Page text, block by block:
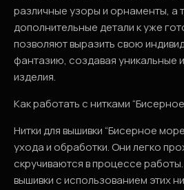
различные узоры и орнаменты, а
дополнительные детали к уже
позволяют выразить свою
фантазию, создавая уникальные
изделия.
Как работать с нитками
Нитки для вышивки “Бисерное
ухода и обработки. Они легко
скручиваются в процессе
вышивки с использованием этих